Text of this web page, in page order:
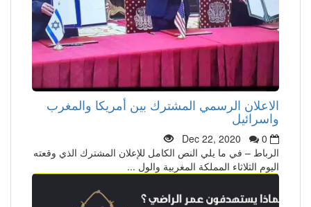
الاعلان الرسمي المشترك بين أمريكا والمغرب
واسرائيل
Dec 22, 2020
0
الرباط – في ما يلي النص الكامل للإعلان المشترك الذي وقعته
اليوم الثلاثاء المملكة المغربية والول ...